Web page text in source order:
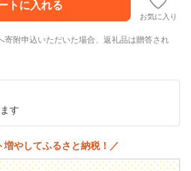
お気に入り
寄附申込いただいた場合、返礼品は贈答され
す
増やしてふるさと納税！／